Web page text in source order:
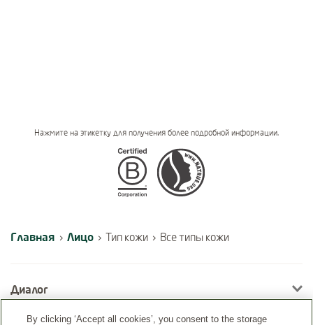
Certifications
Нажмите на этикетку для получения более подробной информации.
Главная › Лицо › Тип кожи › Все типы кожи
Диалог
By clicking ‘Accept all cookies’, you consent to the storage